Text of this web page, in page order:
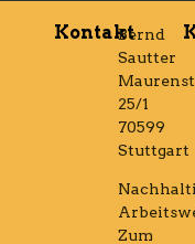
KontaktBernd
Sautter
25/1
70599
Stuttgart
Zum